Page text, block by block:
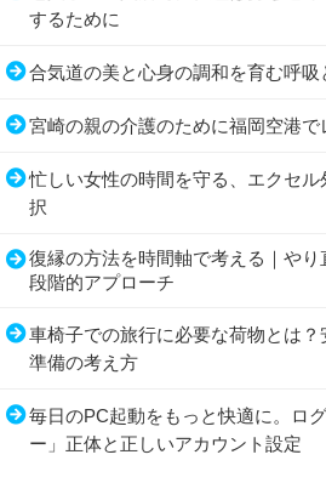
するために
合気道の美と心身の調和を育む呼吸
宮崎の親の介護のために福岡空港
忙しい女性の時間を守る、エクセ
択
復縁の方法を時間軸で考える｜や
段階的アプローチ
車椅子での旅行に必要な荷物とは
準備の考え方
毎日のPC起動をもっと快適に。ロ
ー」正体と正しいアカウント設定